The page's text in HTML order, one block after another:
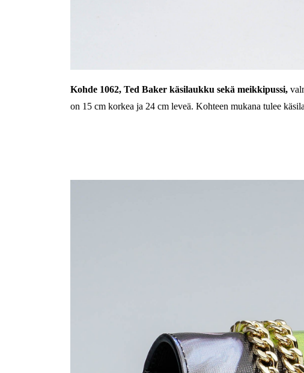
Kohde 1062, Ted Baker käsilaukku sekä meikkipussi,
on 15 cm korkea ja 24 cm leveä. Kohteen mukana tulee